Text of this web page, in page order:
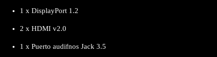
1 x DisplayPort 1.2
2 x HDMI v2.0
1 x Puerto audifnos Jack 3.5